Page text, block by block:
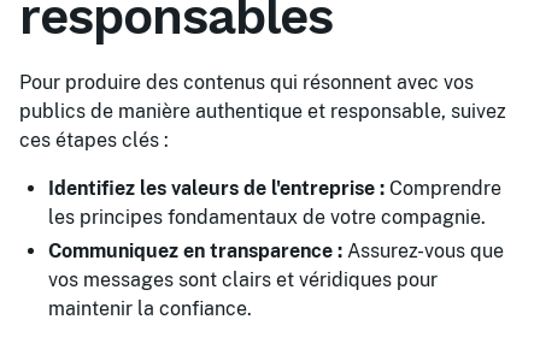
responsables
Pour produire des contenus qui résonnent avec vos
publics de manière authentique et responsable, suivez
ces étapes clés :
Identifiez les valeurs de l'entreprise : Comprendre
les principes fondamentaux de votre compagnie.
Communiquez en transparence : Assurez-vous que
vos messages sont clairs et véridiques pour
maintenir la confiance.